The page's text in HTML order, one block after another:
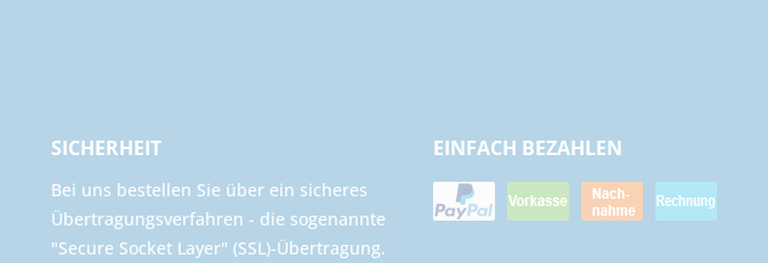
SICHERHEIT
Bei uns bestellen Sie über ein sicheres
Übertragungsverfahren - die sogenannte
"Secure Socket Layer" (SSL)-Übertragung.
EINFACH BEZAHLEN